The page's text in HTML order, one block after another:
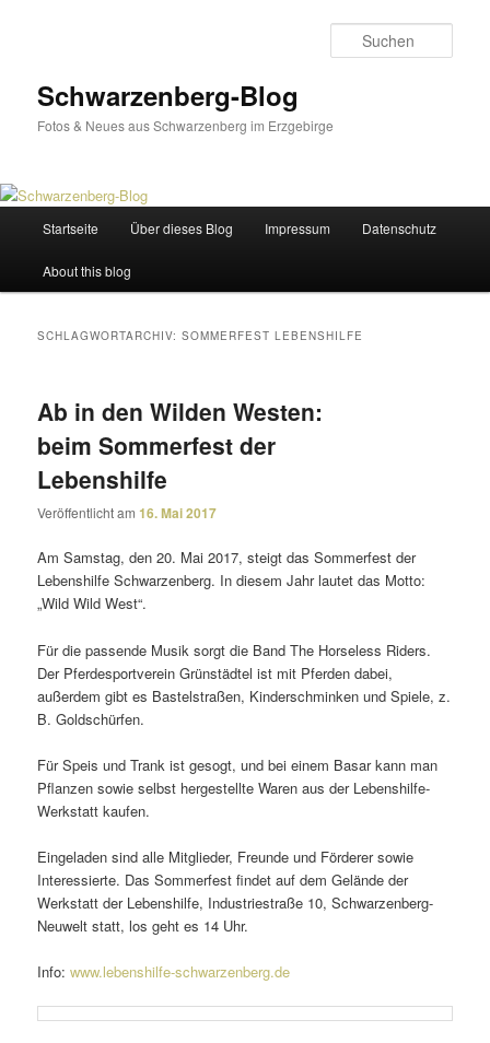
Schwarzenberg-Blog
Fotos & Neues aus Schwarzenberg im Erzgebirge
Startseite Über dieses Blog Impressum Datenschutz
About this blog
SCHLAGWORTARCHIV:SOMMERFEST LEBENSHILFE
Ab in den Wilden Westen:
beim Sommerfest der
Lebenshilfe
Veröffentlicht am16. Mai 2017
Am Samstag, den 20. Mai 2017, steigt das Sommerfest der
Lebenshilfe Schwarzenberg. In diesem Jahr lautet das Motto:
„Wild Wild West“.
Für die passende Musik sorgt die Band The Horseless Riders.
Der Pferdesportverein Grünstädtel ist mit Pferden dabei,
außerdem gibt es Bastelstraßen, Kinderschminken und Spiele, z.
B. Goldschürfen.
Für Speis und Trank ist gesogt, und bei einem Basar kann man
Pflanzen sowie selbst herge­stellte Waren aus der Lebenshilfe-
Werkstatt kaufen.
Eingeladen sind alle Mitglieder, Freunde und Förderer sowie
Interessierte. Das Sommerfest findet auf dem Gelände der
Werkstatt der Lebenshilfe, Industriestraße 10, Schwarzenberg-
Neuwelt statt, los geht es 14 Uhr.
Info:www.lebenshilfe-schwarzenberg.de